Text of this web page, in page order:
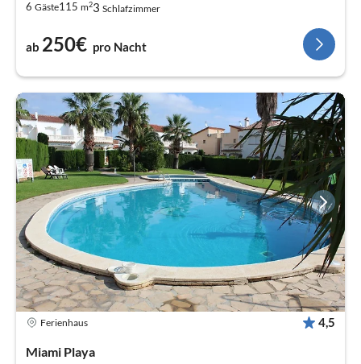
6 Gäste115 m23 Schlafzimmer
ab 250€ pro Nacht
Ferienhaus 4,5
Miami Playa